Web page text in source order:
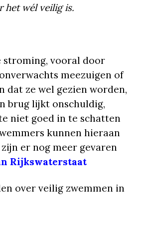
het wél veilig is.
stroming, vooral door
meezuigen of
dat ze wel gezien worden,
brug lijkt onschuldig,
niet goed in te schatten
kunnen hieraan
er nog meer gevaren
Rijkswaterstaat
over veilig zwemmen in